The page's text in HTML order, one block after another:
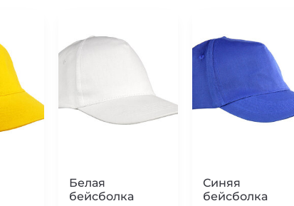
Белая
бейсболка
Синяя
бейсболка